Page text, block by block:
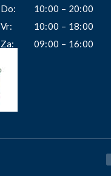
Do:
10:00 – 20:00
Vr:
10:00 – 18:00
Za:
09:00 – 16:00